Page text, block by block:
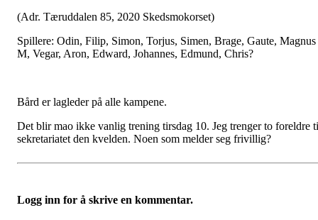
(Adr. Tæruddalen 85, 2020 Skedsmokorset)
Spillere: Odin, Filip, Simon, Torjus, Simen, Brage, Gaute, Magnus
M, Vegar, Aron, Edward, Johannes, Edmund, Chris?
Bård er lagleder på alle kampene.
Det blir mao ikke vanlig trening tirsdag 10. Jeg trenger to foreldre
sekretariatet den kvelden. Noen som melder seg frivillig?
Logg inn for å skrive en kommentar.